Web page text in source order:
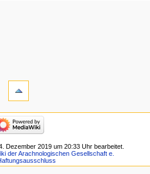
Dezember 2019 um 20:33 Uhr bearbeitet.
der Arachnologischen Gesellschaft e.